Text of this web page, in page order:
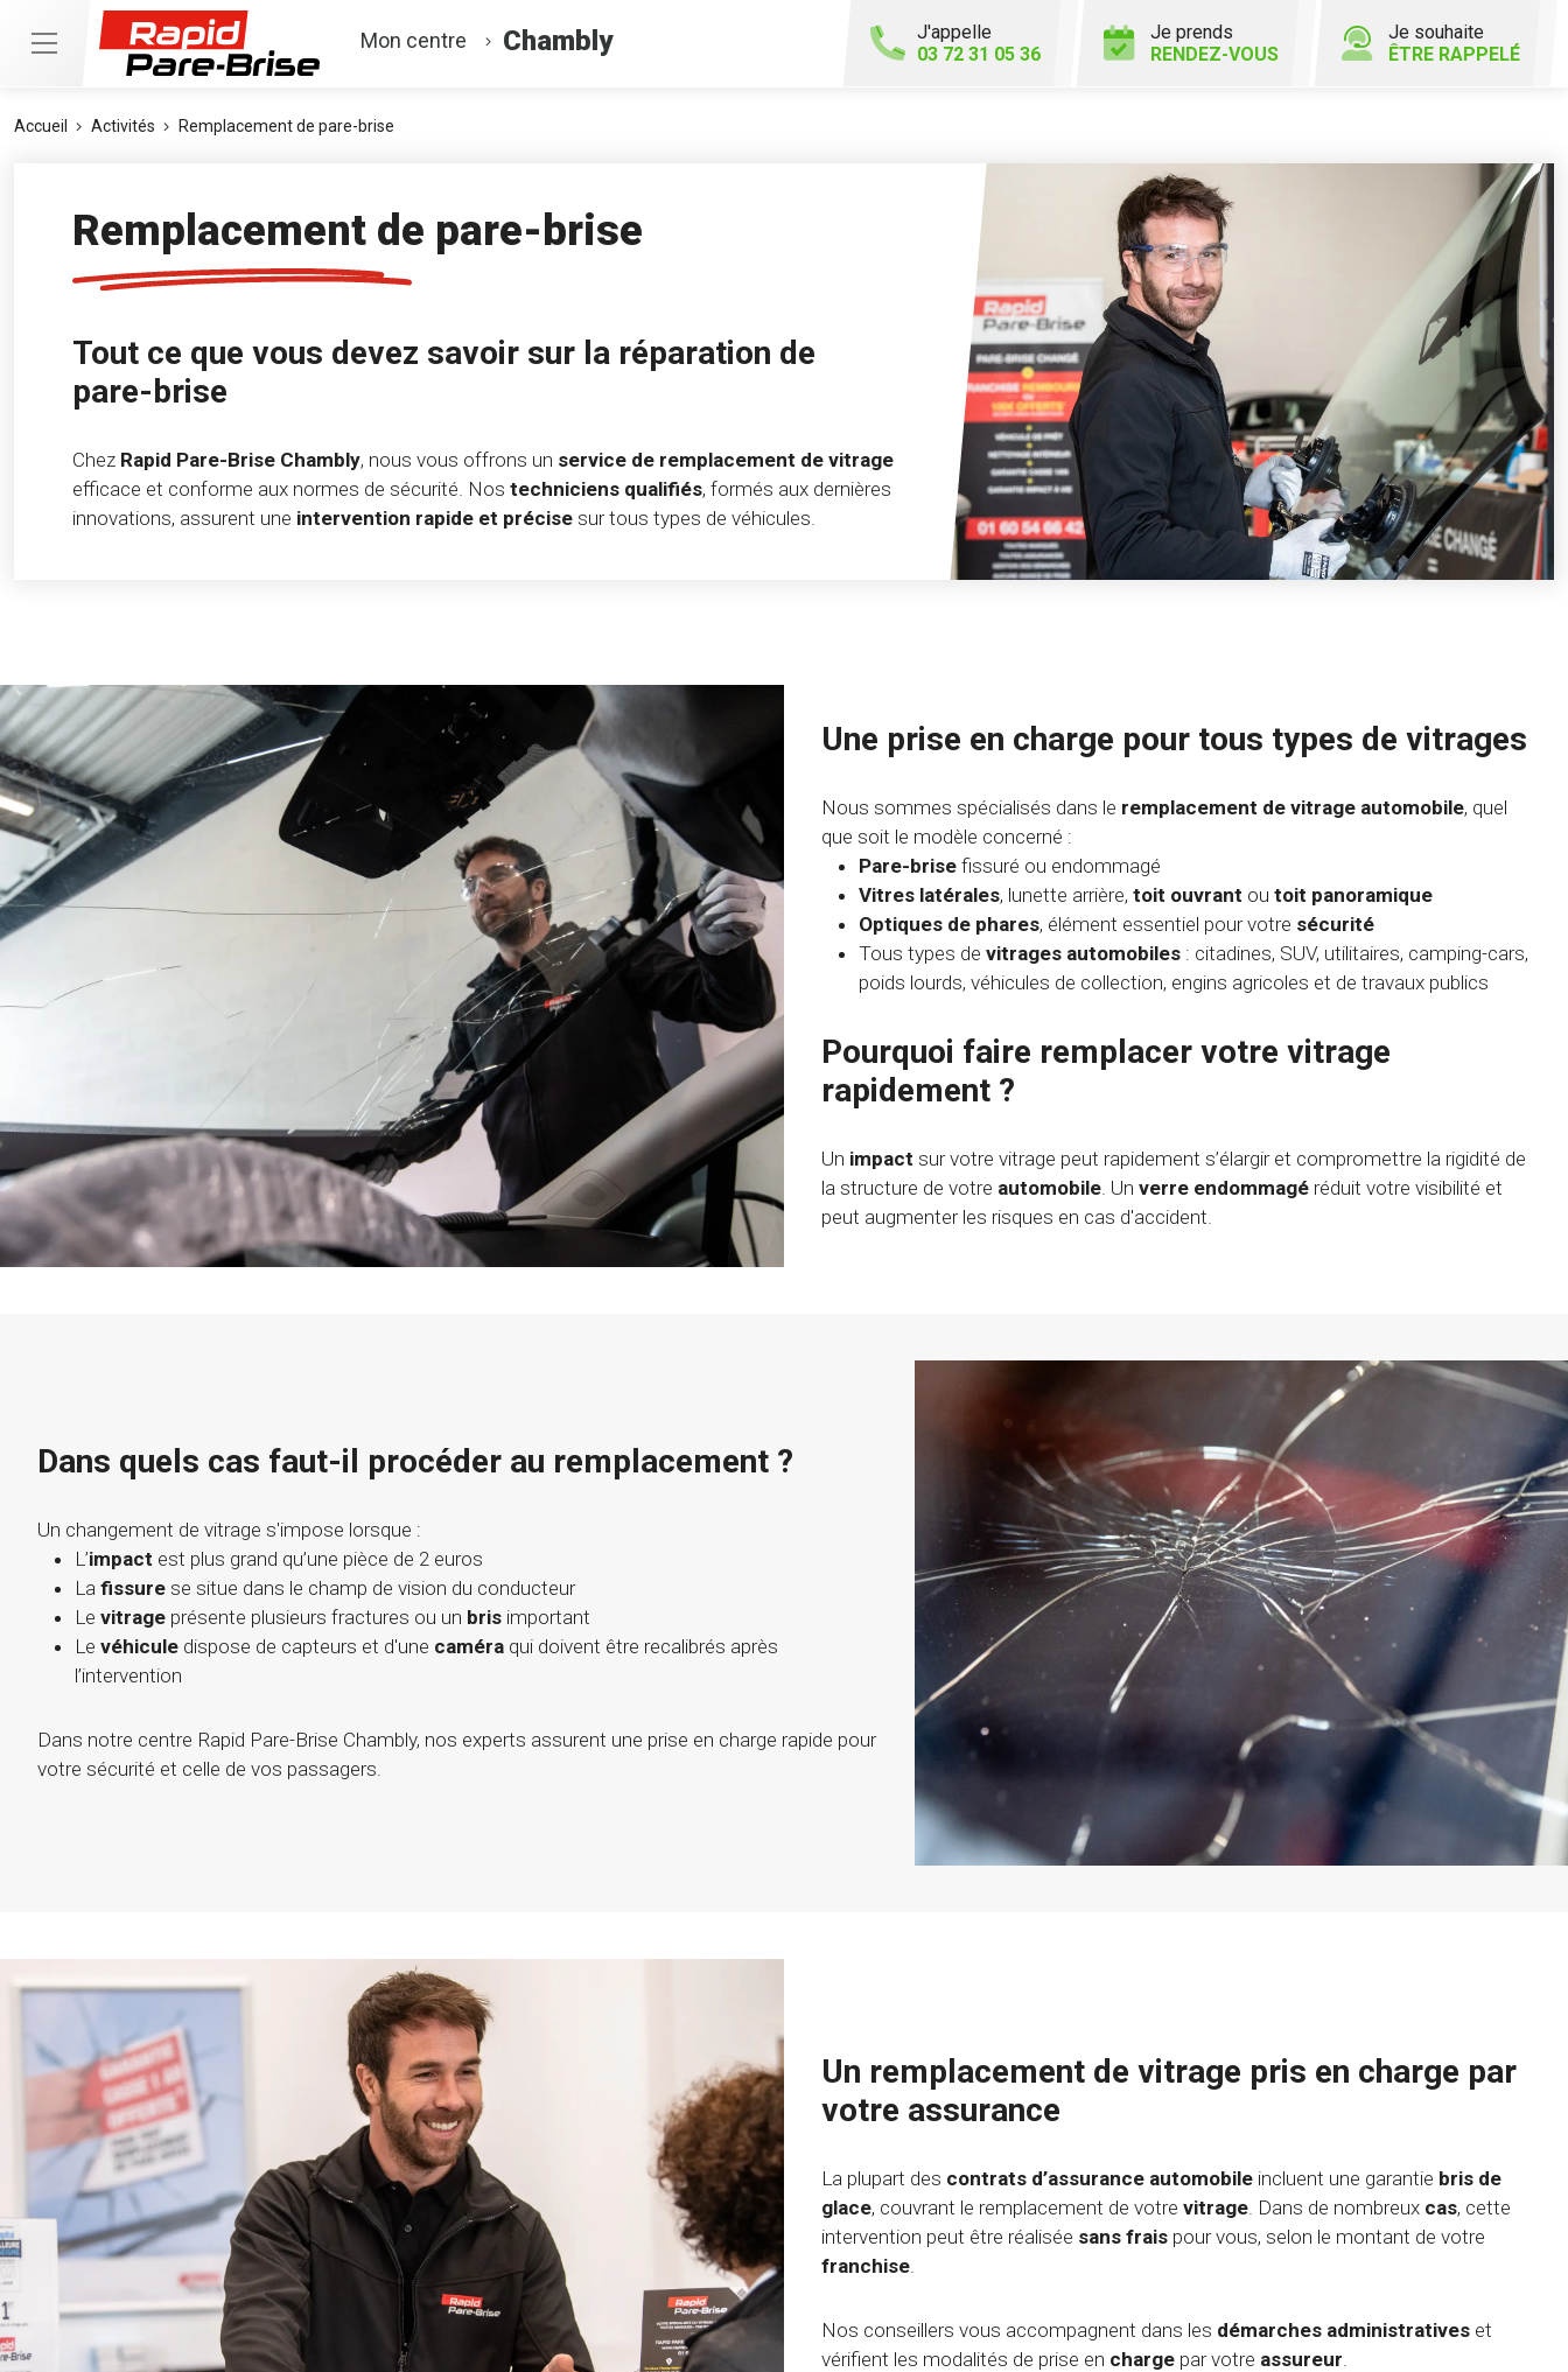
Mon centre Chambly
J'appelle
03 72 31 05 36
Je prends
RENDEZ-VOUS
Je souhaite
ÊTRE RAPPELÉ
Accueil Activités Remplacement de pare-brise
Remplacement de pare-brise
Tout ce que vous devez savoir sur la réparation de
pare-brise
Chez Rapid Pare-Brise Chambly, nous vous offrons un service de remplacement de vitrage
efficace et conforme aux normes de sécurité. Nos techniciens qualifiés, formés aux dernières
innovations, assurent une intervention rapide et précise sur tous types de véhicules.
Une prise en charge pour tous types de vitrages
Nous sommes spécialisés dans le remplacement de vitrage automobile, quel
que soit le modèle concerné :
Pare-brise fissuré ou endommagé
Vitres latérales, lunette arrière, toit ouvrant ou toit panoramique
Optiques de phares, élément essentiel pour votre sécurité
Tous types de vitrages automobiles : citadines, SUV, utilitaires, camping-cars,
poids lourds, véhicules de collection, engins agricoles et de travaux publics
Pourquoi faire remplacer votre vitrage
rapidement ?
Un impact sur votre vitrage peut rapidement s’élargir et compromettre la rigidité de
la structure de votre automobile. Un verre endommagé réduit votre visibilité et
peut augmenter les risques en cas d'accident.
Dans quels cas faut-il procéder au remplacement ?
Un changement de vitrage s'impose lorsque :
L’impact est plus grand qu’une pièce de 2 euros
La fissure se situe dans le champ de vision du conducteur
Le vitrage présente plusieurs fractures ou un bris important
Le véhicule dispose de capteurs et d'une caméra qui doivent être recalibrés après
l’intervention
Dans notre centre Rapid Pare-Brise Chambly, nos experts assurent une prise en charge rapide pour
votre sécurité et celle de vos passagers.
Un remplacement de vitrage pris en charge par
votre assurance
La plupart des contrats d’assurance automobile incluent une garantie bris de
glace, couvrant le remplacement de votre vitrage. Dans de nombreux cas, cette
intervention peut être réalisée sans frais pour vous, selon le montant de votre
franchise.
Nos conseillers vous accompagnent dans les démarches administratives et
vérifient les modalités de prise en charge par votre assureur.